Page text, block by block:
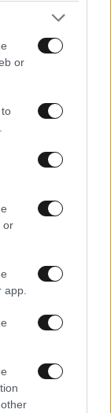
or
or
μεγάλα σε